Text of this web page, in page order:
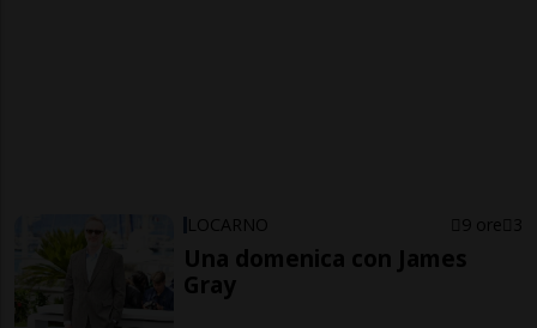
LOCARNO 9 ore 3
Una domenica con James
Gray